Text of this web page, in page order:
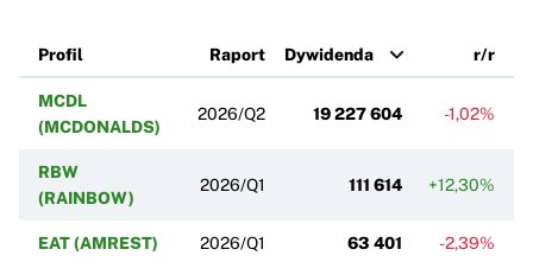
Profil Raport Dywidenda r/r
MCDL
(MCDONALDS)
2026/Q2 19 227 604 -1,02%
RBW
(RAINBOW)
2026/Q1 111 614 +12,30%
EAT (AMREST) 2026/Q1 63 401 -2,39%